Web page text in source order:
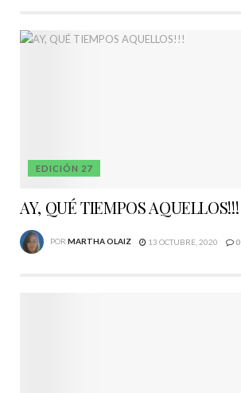
EDICIÓN 27
AY, QUÉ TIEMPOS AQUELLOS!!!
POR MARTHA OLAIZ 13 OCTUBRE, 2020 0